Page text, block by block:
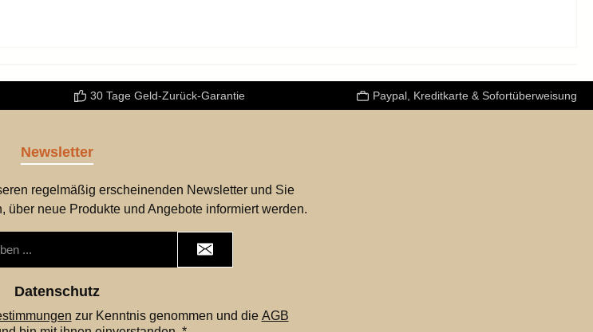
30 Tage Geld-Zurück-Garantie Paypal, Kreditkarte & Sofortüberweisung
Newsletter
regelmäßig erscheinenden Newsletter und Sie
über neue Produkte und Angebote informiert werden.
Datenschutz
zur Kenntnis genommen und die AGB